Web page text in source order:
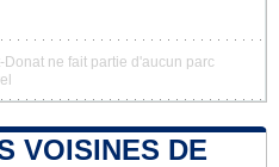
Donat ne fait partie d'aucun parc
VOISINES DE